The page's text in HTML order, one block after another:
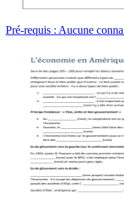
Pré-requis : Aucune